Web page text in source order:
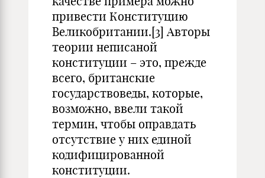
привести Конституцию
Великобритании.[3] Авторы
теории неписаной
конституции – это, прежде
всего, британские
государствоведы, которые,
возможно, ввели такой
термин, чтобы оправдать
отсутствие у них единой
кодифицированной
конституции.